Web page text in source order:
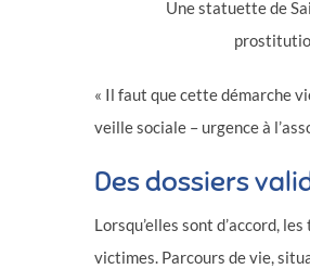
Une statuette de
« Il faut que cette démarche
veille sociale – urgence à
Des dossiers
Lorsqu’elles sont d’accord,
victimes. Parcours de vie,